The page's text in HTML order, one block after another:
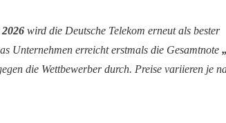
wird die Deutsche Telekom erneut als bester
Unternehmen erreicht erstmals die Gesamtnote
die Wettbewerber durch. Preise variieren je